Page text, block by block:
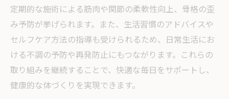
整体院とマッサージ店の違いと選び方のコ
ツ
整体の施術内容と自分の目的の合わせ方
整体とマッサージの長期的なメリットを比
較
健康維持に役立つ整体の活用法
定期的な施術による筋肉や関節の柔軟性向上、骨格の歪
み予防が挙げられます。また、生活習慣のアドバイスや
セルフケア方法の指導も受けられるため、日常生活にお
ける不調の予防や再発防止にもつながります。これらの
取り組みを継続することで、快適な毎日をサポートし、
健康的な体づくりを実現できます。